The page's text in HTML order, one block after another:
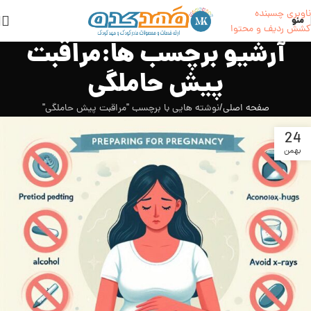
ناوبری چسبنده
کشش ردیف و محتوا
منو
آرشیو برچسب ها:مراقبت
پیش حاملگی
صفحه اصلی نوشته هایی با برچسب "مراقبت پیش حاملگی"
24
بهمن